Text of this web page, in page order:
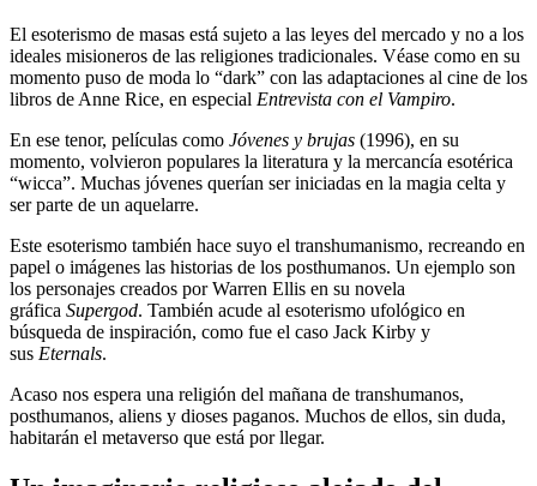
El esoterismo de masas está sujeto a las leyes del mercado y no a los
ideales misioneros de las religiones tradicionales. Véase como en su
momento puso de moda lo “dark” con las adaptaciones al cine de los
libros de Anne Rice, en especial Entrevista con el Vampiro.
En ese tenor, películas como Jóvenes y brujas (1996), en su
momento, volvieron populares la literatura y la mercancía esotérica
“wicca”. Muchas jóvenes querían ser iniciadas en la magia celta y
ser parte de un aquelarre.
Este esoterismo también hace suyo el transhumanismo, recreando en
papel o imágenes las historias de los posthumanos. Un ejemplo son
los personajes creados por Warren Ellis en su novela
gráfica Supergod. También acude al esoterismo ufológico en
búsqueda de inspiración, como fue el caso Jack Kirby y
sus Eternals.
Acaso nos espera una religión del mañana de transhumanos,
posthumanos, aliens y dioses paganos. Muchos de ellos, sin duda,
habitarán el metaverso que está por llegar.